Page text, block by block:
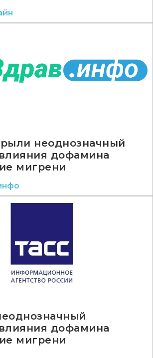
неоднозначный
дофамина
мигрени
дофамина
мигрени